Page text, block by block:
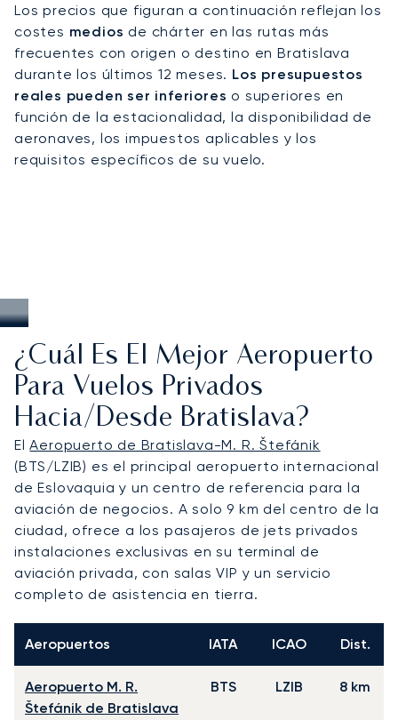
Con dos décadas de experiencia, LunaJets
ofrece seguridad certificada por Argus®, precios
transparentes y servicios de chárter flexibles,
reconocidos en toda Europa y más allá. En
Bratislava, esto se traduce en gestionar vuelos
con poca antelación para reuniones de negocios,
organizar traslados privados a bodegas en la ruta
de los Pequeños Cárpatos o conectar sin
Los precios que figuran a continuación reflejan los
costes medios de chárter en las rutas más
frecuentes con origen o destino en Bratislava
durante los últimos 12 meses. Los presupuestos
reales pueden ser inferiores o superiores en
función de la estacionalidad, la disponibilidad de
aeronaves, los impuestos aplicables y los
requisitos específicos de su vuelo.
¿Cuál Es El Mejor Aeropuerto
Para Vuelos Privados
Hacia/desde Bratislava?
ElAeropuerto de Bratislava-M. R. Štefánik
(BTS/LZIB) es el principal aeropuerto internacional
de Eslovaquia y un centro de referencia para la
aviación de negocios. A solo 9 km del centro de la
ciudad, ofrece a los pasajeros de jets privados
instalaciones exclusivas en su terminal de
aviación privada, con salas VIP y un servicio
completo de asistencia en tierra.
Aeropuertos IATA ICAO Dist.
Aeropuerto M. R.
Štefánik de Bratislava
BTS LZIB 8 km